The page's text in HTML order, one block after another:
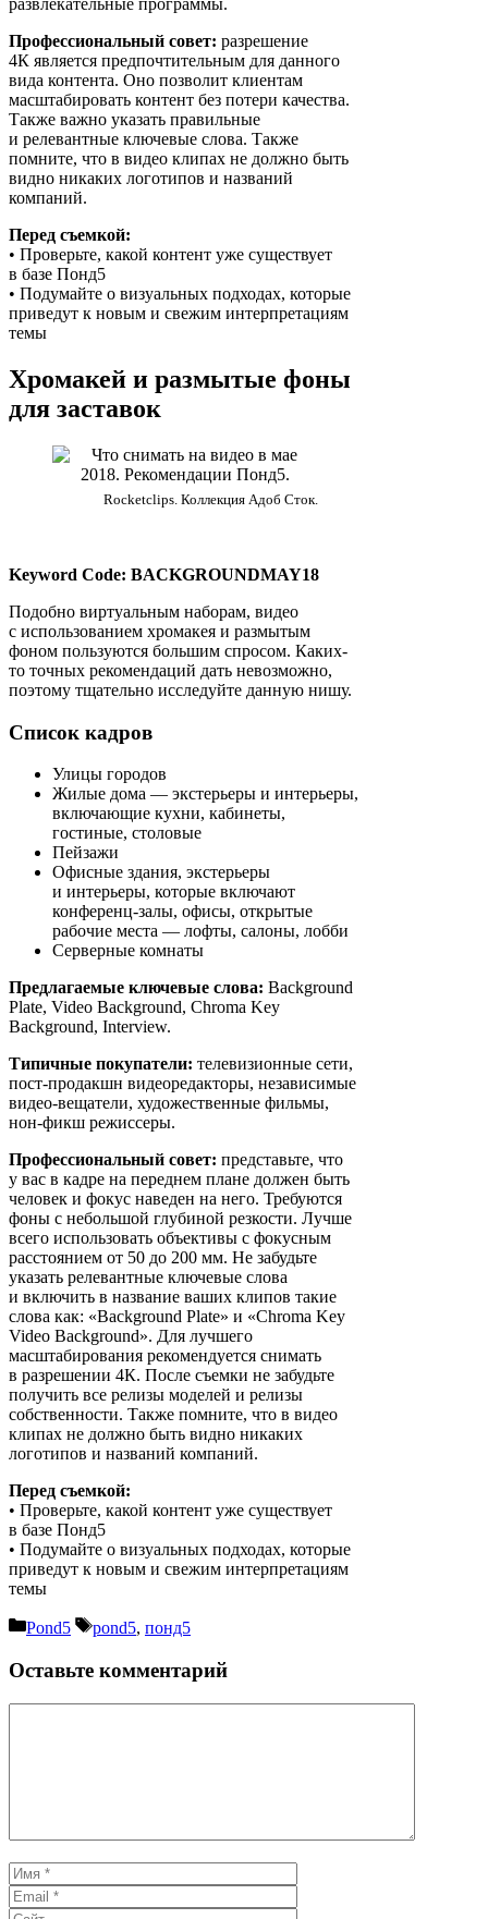
Профессиональный совет: разрешение
4К является предпочтительным для данного
вида контента. Оно позволит клиентам
масштабировать контент без потери качества.
Также важно указать правильные
и релевантные ключевые слова. Также
помните, что в видео клипах не должно быть
видно никаких логотипов и названий
компаний.
Перед съемкой:
• Проверьте, какой контент уже существует
в базе Понд5
• Подумайте о визуальных подходах, которые
приведут к новым и свежим интерпретациям
темы
Хромакей и размытые фоны
для заставок
Rocketclips. Коллекция Адоб Сток.
Keyword Code: BACKGROUNDMAY18
Подобно виртуальным наборам, видео
с использованием хромакея и размытым
фоном пользуются большим спросом. Каких-
то точных рекомендаций дать невозможно,
поэтому тщательно исследуйте данную нишу.
Список кадров
Улицы городов
Жилые дома — экстерьеры и интерьеры,
включающие кухни, кабинеты,
гостиные, столовые
Пейзажи
Офисные здания, экстерьеры
и интерьеры, которые включают
конференц-залы, офисы, открытые
рабочие места — лофты, салоны, лобби
Серверные комнаты
Предлагаемые ключевые слова: Background
Plate, Video Background, Chroma Key
Background, Interview.
Типичные покупатели: телевизионные сети,
пост-продакшн видеоредакторы, независимые
видео-вещатели, художественные фильмы,
нон-фикш режиссеры.
Профессиональный совет: представьте, что
у вас в кадре на переднем плане должен быть
человек и фокус наведен на него. Требуются
фоны с небольшой глубиной резкости. Лучше
всего использовать объективы с фокусным
расстоянием от 50 до 200 мм. Не забудьте
указать релевантные ключевые слова
и включить в название ваших клипов такие
слова как: «Background Plate» и «Chroma Key
Video Background». Для лучшего
масштабирования рекомендуется снимать
в разрешении 4К. После съемки не забудьте
получить все релизы моделей и релизы
собственности. Также помните, что в видео
клипах не должно быть видно никаких
логотипов и названий компаний.
Перед съемкой:
• Проверьте, какой контент уже существует
в базе Понд5
• Подумайте о визуальных подходах, которые
приведут к новым и свежим интерпретациям
темы
Рубрики
Pond5 Метки
pond5, понд5
Оставьте комментарий
Имя